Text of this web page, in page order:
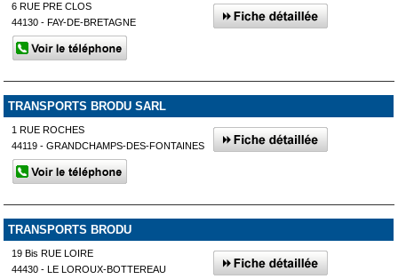
6 RUE PRE CLOS
44130 - FAY-DE-BRETAGNE
TRANSPORTS BRODU SARL
1 RUE ROCHES
44119 - GRANDCHAMPS-DES-FONTAINES
TRANSPORTS BRODU
19 Bis RUE LOIRE
44430 - LE LOROUX-BOTTEREAU